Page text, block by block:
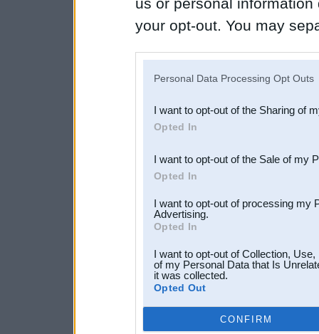
your opt-out. You may
Downstream Participants
third parties.
Personal Data Processing Opt Outs
I want to opt-out of the Sharing of
Opted In
I want to opt-out of the Sale of my
Opted In
I want to opt-out of processing my
Advertising.
Opted In
I want to opt-out of Collection,
of my Personal Data that Is
it was collected.
Opted Out
CONFIRM